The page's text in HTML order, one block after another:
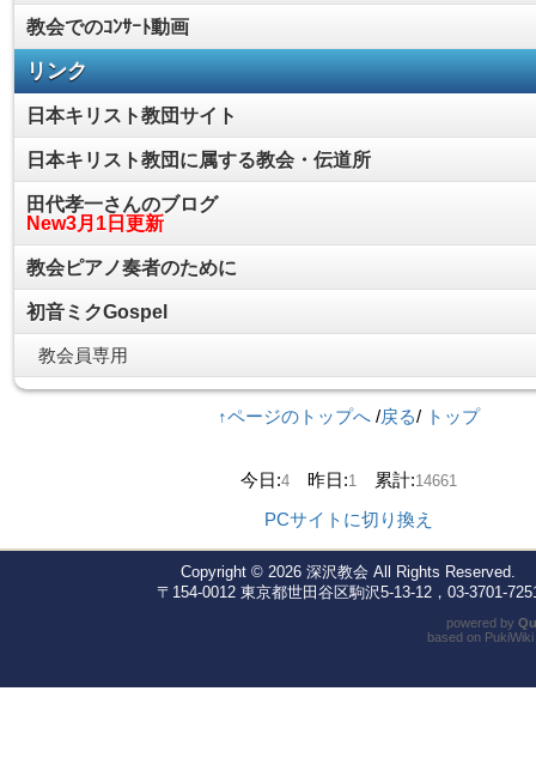
教会でのｺﾝｻｰﾄ動画
リンク
日本キリスト教団サイト
日本キリスト教団に属する教会・伝道所
田代孝一さんのブログ
New3月1日更新
教会ピアノ奏者のために
初音ミクGospel
教会員専用
↑ページのトップへ/戻る/ トップ
今日:4昨日:1 累計:14661
PCサイトに切り換え
Copyright © 2026 深沢教会 All Rights Reserved.
〒154-0012 東京都世田谷区駒沢5-13-12，03-3701-
powered by
based on PukiWiki